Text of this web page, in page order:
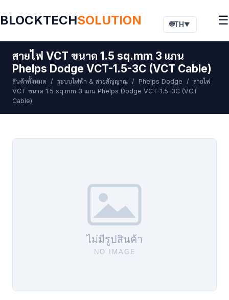
BLOCKTECHSOLUTION 🌐TH ▼ ☰
สายไฟ VCT ขนาด 1.5 sq.mm 3 แกน
Phelps Dodge VCT-1.5-3C (VCT Cable)
สินค้าทั้งหมด / ระบบไฟฟ้า & สายสัญญาณ / Phelps Dodge / สายไฟ
VCT ขนาด 1.5 sq.mm 3 แกน Phelps Dodge VCT-1.5-3C (VCT
Cable)